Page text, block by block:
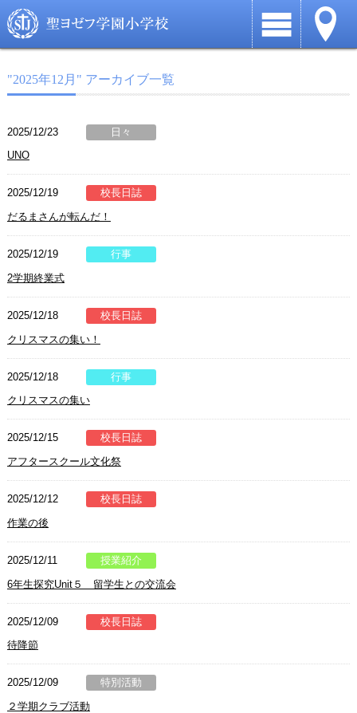
"2025年12月" アーカイブ一覧
2025/12/23
日々
UNO
2025/12/19
校長日誌
だるまさんが転んだ！
2025/12/19
行事
2学期終業式
2025/12/18
校長日誌
クリスマスの集い！
2025/12/18
行事
クリスマスの集い
2025/12/15
校長日誌
アフタースクール文化祭
2025/12/12
校長日誌
作業の後
2025/12/11
授業紹介
6年生探究Unit５ 留学生との交流会
2025/12/09
校長日誌
待降節
2025/12/09
特別活動
２学期クラブ活動